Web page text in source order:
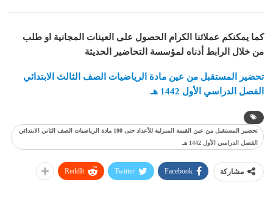
كما يمكنكم عملائنا الكرام الحصول على العينات المجانية او طلب
من خلال الرابط أدناه لمؤسسة التحاضير الحديثة
تحضير المستقبل من عين مادة الرياضيات الصف الثالث الابتدائي
الفصل الدراسي الأول 1442 هـ
تحضير المستقبل من عين القيمة المنزلية للأعداد حتى 100 مادة الرياضيات الصف الثاني الابتدائي
الفصل الدراسي الأول 1442 هـ
مشاركة Facebook
Twitter
ReddIt